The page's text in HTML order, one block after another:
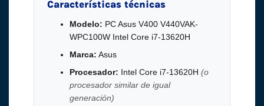
Características técnicas
Modelo: PC Asus V400 V440VAK-
WPC100W Intel Core i7-13620H
Marca: Asus
Procesador: Intel Core i7-13620H (o
procesador similar de igual
generación)